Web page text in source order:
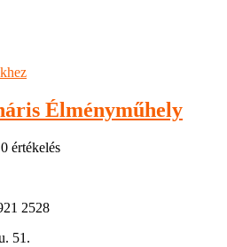
Élményműhely
0 értékelés
2528
51.